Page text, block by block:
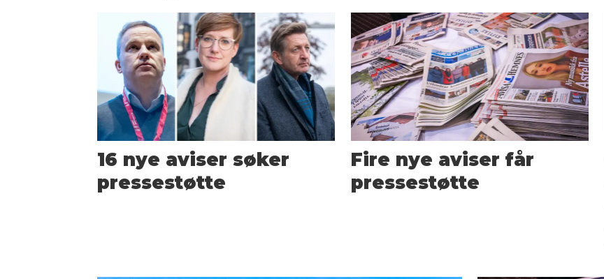
16 nye aviser søker
pressestøtte
Fire nye aviser får
pressestøtte